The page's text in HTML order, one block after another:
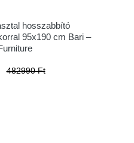
hosszabbító
95x190 cm Bari –
482990 Ft